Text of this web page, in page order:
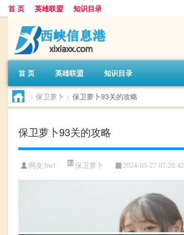
首 页 英雄联盟 知识目录
首 页 英雄联盟 知识目录
> 保卫萝卜 > 保卫萝卜93关的攻略
保卫萝卜93关的攻略
网友:bwl 保卫萝卜 2024-03-27 07:28:42